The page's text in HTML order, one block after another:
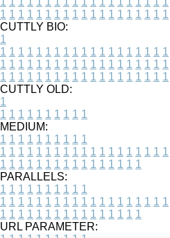
1 1 1 1 1 1 1 1 1 1 1 1 1 1 1 1 1 1 1
CUTTLY BIO:
1
1 1 1 1 1 1 1 1 1 1 1 1 1 1 1 1 1 1 1
1 1 1 1 1 1 1 1 1 1 1 1 1 1 1 1 1 1 1
1 1 1 1 1 1 1 1 1 1 1 1 1 1 1 1 1 1 1
CUTTLY OLD:
1
1 1 1 1 1 1 1 1 1 1
MEDIUM:
1 1 1 1 1 1 1 1 1 1
1 1 1 1 1 1 1 1 1 1 1 1 1 1 1 1 1 1 1
1 1 1 1 1 1 1 1 1 1 1 1 1 1 1 1
PARALLELS:
1 1 1 1 1 1 1 1 1 1
1 1 1 1 1 1 1 1 1 1 1 1 1 1 1 1 1 1 1
1 1 1 1 1 1 1 1 1 1 1 1 1 1 1 1
URL PARAMETER: